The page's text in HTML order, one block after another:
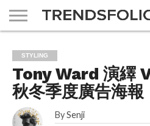
MAGAZINE
THE
FEMIN
ABOUT
US
ADVERTISING
JOBS
CONTACT
US
STYLING
Tony Ward 演繹
秋冬季度廣告海報
By Senji